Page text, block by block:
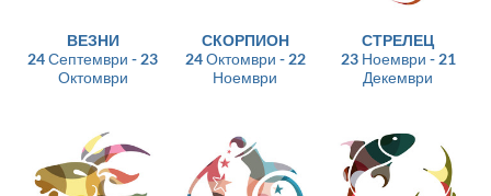
ВЕЗНИ
24 Септември - 23
Октомври
СКОРПИОН
24 Октомври - 22
Ноември
СТРЕЛЕЦ
23 Ноември - 21
Декември